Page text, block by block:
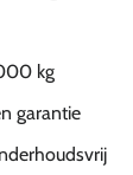
kg
garantie